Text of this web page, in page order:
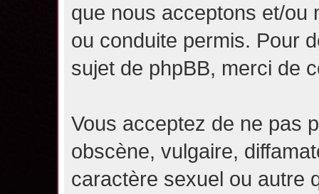
que nous acceptons et/ou
ou conduite permis. Pour
sujet de phpBB, merci de
Vous acceptez de ne pas
obscène, vulgaire,
caractère sexuel ou autre